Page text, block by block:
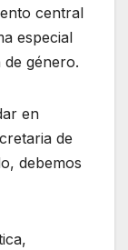
central
especial
género.
en
de
debemos